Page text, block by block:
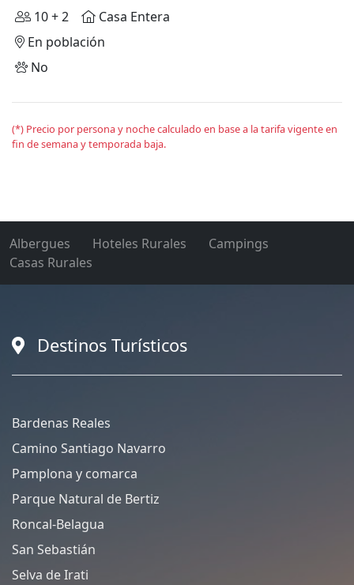
10 + 2
Casa Entera
En población
No
(*) Precio por persona y noche calculado en base a la tarifa vigente en
fin de semana y temporada baja.
Albergues Hoteles Rurales
Campings
Casas Rurales
Destinos Turísticos
Bardenas Reales
Camino Santiago Navarro
Pamplona y comarca
Parque Natural de Bertiz
Roncal-Belagua
San Sebastián
Selva de Irati